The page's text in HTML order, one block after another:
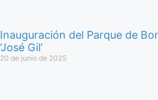
Inauguración del Parque de
‘José Gil’
20 de junio de 2025